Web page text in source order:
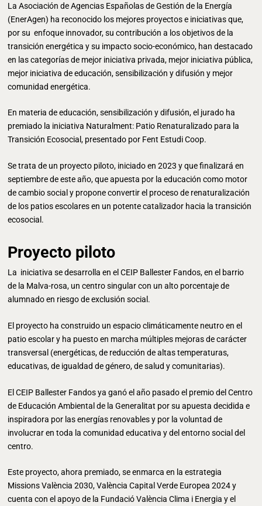
La Asociación de Agencias Españolas de Gestión de la Energía
(EnerAgen) ha reconocido los mejores proyectos e iniciativas que,
por su enfoque innovador, su contribución a los objetivos de la
transición energética y su impacto socio-económico, han destacado
en las categorías de mejor iniciativa privada, mejor iniciativa pública,
mejor iniciativa de educación, sensibilización y difusión y mejor
comunidad energética.
En materia de educación, sensibilización y difusión, el jurado ha
premiado la iniciativa Naturalment: Patio Renaturalizado para la
Transición Ecosocial, presentado por Fent Estudi Coop.
Se trata de un proyecto piloto, iniciado en 2023 y que finalizará en
septiembre de este año, que apuesta por la educación como motor
de cambio social y propone convertir el proceso de renaturalización
de los patios escolares en un potente catalizador hacia la transición
ecosocial.
Proyecto piloto
La iniciativa se desarrolla en el CEIP Ballester Fandos, en el barrio
de la Malva-rosa, un centro singular con un alto porcentaje de
alumnado en riesgo de exclusión social.
El proyecto ha construido un espacio climáticamente neutro en el
patio escolar y ha puesto en marcha múltiples mejoras de carácter
transversal (energéticas, de reducción de altas temperaturas,
educativas, de igualdad de género, de salud y comunitarias).
El CEIP Ballester Fandos ya ganó el año pasado el premio del Centro
de Educación Ambiental de la Generalitat por su apuesta decidida e
inspiradora por las energías renovables y por la voluntad de
involucrar en toda la comunidad educativa y del entorno social del
centro.
Este proyecto, ahora premiado, se enmarca en la estrategia
Missions València 2030, València Capital Verde Europea 2024 y
cuenta con el apoyo de la Fundació València Clima i Energia y el